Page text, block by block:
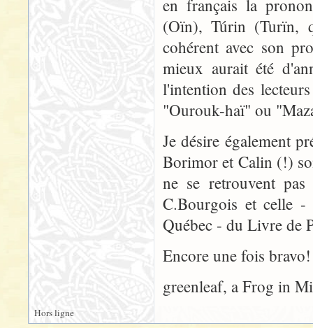
en français la
(Oïn), Túrin (Turïn,
cohérent avec son
mieux aurait été
l'intention des
"Ourouk-haï" ou
Je désire également
Borimor et Calin (!)
ne se retrouvent
C.Bourgois et celle
Québec - du Livre de
Encore une fois
greenleaf, a Frog in
Hors ligne